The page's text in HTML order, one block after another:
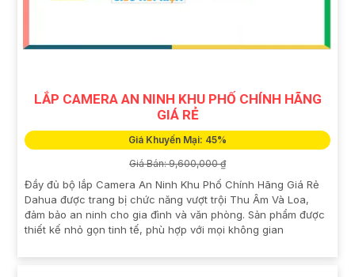
LẮP CAMERA AN NINH KHU PHỐ CHÍNH HÃNG
GIÁ RẺ
Giá Khuyến Mại: 45%
Giá Bán: 9,600,000 ₫
Đầy đủ bộ lắp Camera An Ninh Khu Phố Chính Hãng Giá Rẻ
Dahua được trang bị chức năng vượt trội Thu Âm Và Loa,
đảm bảo an ninh cho gia đình và văn phòng. Sản phẩm được
thiết kế nhỏ gọn tinh tế, phù hợp với mọi không gian